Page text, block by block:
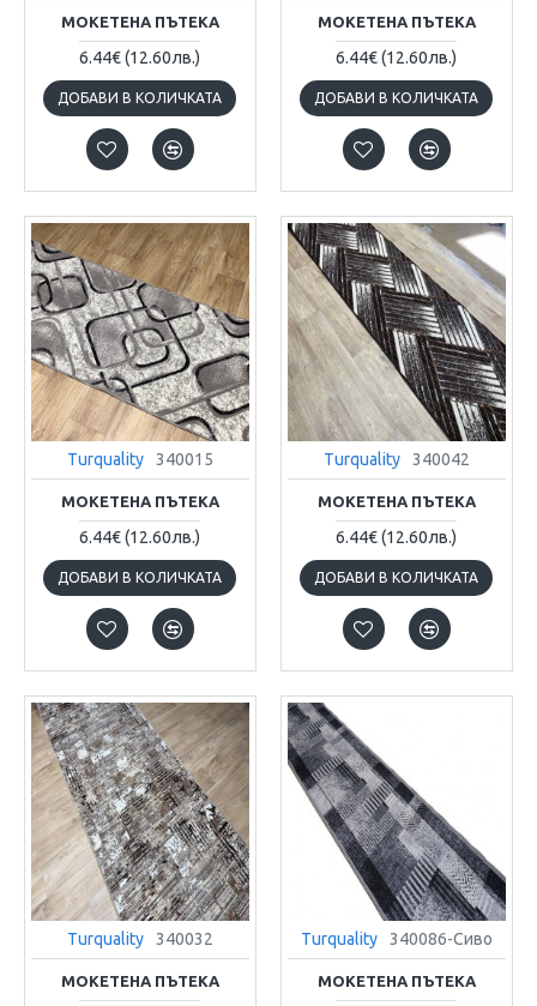
МОКЕТЕНА ПЪТЕКА
6.44€(12.60лв.)
ДОБАВИ В КОЛИЧКАТА
МОКЕТЕНА ПЪТЕКА
6.44€(12.60лв.)
ДОБАВИ В КОЛИЧКАТА
Turquality 340015
МОКЕТЕНА ПЪТЕКА
6.44€(12.60лв.)
ДОБАВИ В КОЛИЧКАТА
Turquality 340042
МОКЕТЕНА ПЪТЕКА
6.44€(12.60лв.)
ДОБАВИ В КОЛИЧКАТА
Turquality 340032
МОКЕТЕНА ПЪТЕКА
Turquality 340086-Сиво
МОКЕТЕНА ПЪТЕКА